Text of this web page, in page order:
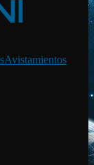
Avistamientos